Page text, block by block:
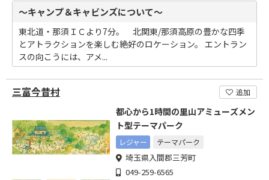
～キャンプ＆キャビンズについて～
東北道・那須ＩＣより7分。 北関東/那須高原の豊かな四季
とアトラクションを楽しむ絶好のロケーション。 エントラン
スの向こうには、アメ...
三富今昔村 追加
都心から1時間の里山アミューズメン
ト型テーマパーク
レジャー テーマパーク
埼玉県入間郡三芳町
049-259-6565